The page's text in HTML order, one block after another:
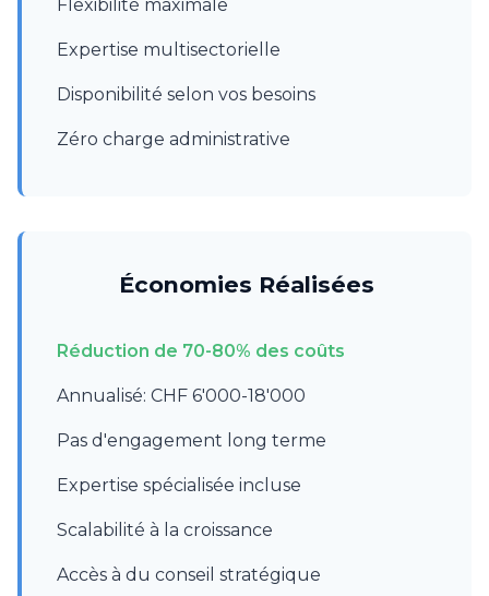
Flexibilité maximale
Expertise multisectorielle
Disponibilité selon vos besoins
Zéro charge administrative
Économies Réalisées
Réduction de 70-80% des coûts
Annualisé: CHF 6'000-18'000
Pas d'engagement long terme
Expertise spécialisée incluse
Scalabilité à la croissance
Accès à du conseil stratégique